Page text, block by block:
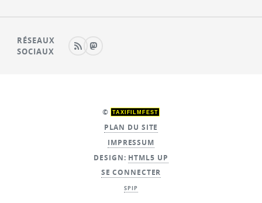
RÉSEAUX
SOCIAUX
© TAXIFILMFEST
PLAN DU SITE
IMPRESSUM
DESIGN: HTML5 UP
SE CONNECTER
SPIP